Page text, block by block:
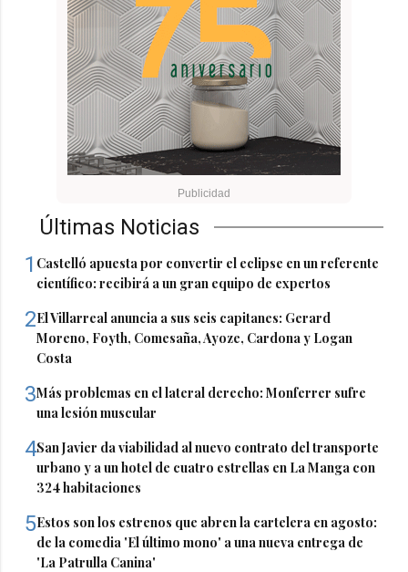
Últimas Noticias
1 Castelló apuesta por convertir el eclipse en un referente
científico: recibirá a un gran equipo de expertos
2El Villarreal anuncia a sus seis capitanes: Gerard
Moreno, Foyth, Comesaña, Ayoze, Cardona y Logan
Costa
3Más problemas en el lateral derecho: Monferrer sufre
una lesión muscular
4San Javier da viabilidad al nuevo contrato del transporte
urbano y a un hotel de cuatro estrellas en La Manga con
324 habitaciones
5Estos son los estrenos que abren la cartelera en agosto:
de la comedia 'El último mono' a una nueva entrega de
'La Patrulla Canina'